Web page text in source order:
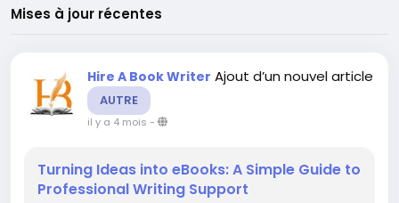
Mises à jour récentes
Hire A Book Writer Ajout d’un nouvel article
AUTRE
il y a 4 mois -
Turning Ideas into eBooks: A Simple Guide to
Professional Writing Support